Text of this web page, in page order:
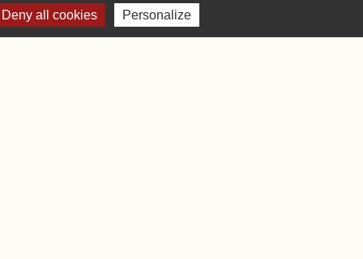
Deny all cookies Personalize